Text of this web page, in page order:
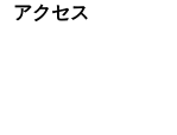
アクセス